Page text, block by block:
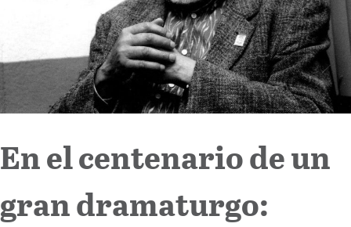
En el centenario de un
gran dramaturgo: